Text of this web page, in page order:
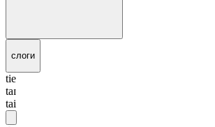
слоги
tie
taɪ
tai